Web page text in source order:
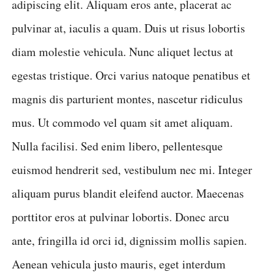
adipiscing elit. Aliquam eros ante, placerat ac
pulvinar at, iaculis a quam. Duis ut risus lobortis
diam molestie vehicula. Nunc aliquet lectus at
egestas tristique. Orci varius natoque penatibus et
magnis dis parturient montes, nascetur ridiculus
mus. Ut commodo vel quam sit amet aliquam.
Nulla facilisi. Sed enim libero, pellentesque
euismod hendrerit sed, vestibulum nec mi. Integer
aliquam purus blandit eleifend auctor. Maecenas
porttitor eros at pulvinar lobortis. Donec arcu
ante, fringilla id orci id, dignissim mollis sapien.
Aenean vehicula justo mauris, eget interdum